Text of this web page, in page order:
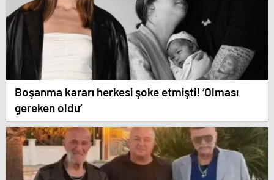
Boşanma kararı herkesi şoke etmişti! ‘Olması
gereken oldu’